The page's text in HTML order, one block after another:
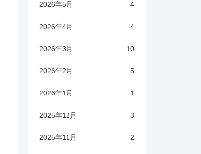
2026年5月 4
2026年4月 4
2026年3月 10
2026年2月 5
2026年1月 1
2025年12月 3
2025年11月 2